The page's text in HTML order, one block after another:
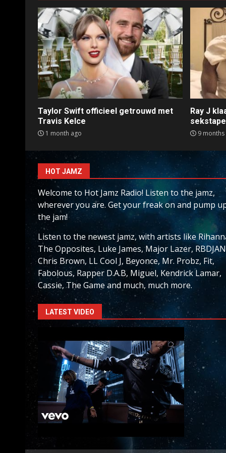
Taylor Swift officieel getrouwd met
Travis Kelce
1 month ago
Ray J
sekstape
9 months
HOT JAMZ
Welcome to Hot Jamz Radio! Listen to the jamz,
wherever you are. Get your freak on and pump
the jam!
Listen to the newest jamz, with artists like
The Opposites, Luke James, Major Lazer,
Chris Brown, LL Cool J, Beyonce, Mr. Probz, Fit,
Fabolous, Rapper D.A.B, Miguel, Kendrick Lamar,
Cassie, The Game and much, much more.
LATEST VIDEO